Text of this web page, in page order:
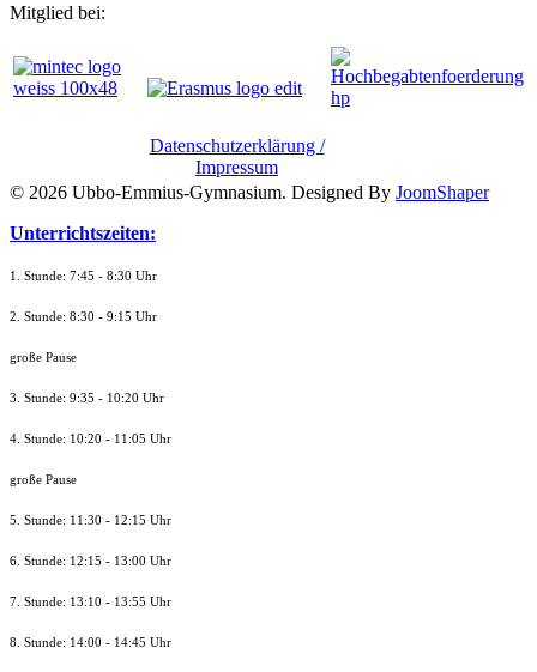
Mitglied bei:
Datenschutzerklärung /
Impressum
© 2026 Ubbo-Emmius-Gymnasium. Designed By JoomShaper
Unterrichtszeiten:
1. Stunde: 7:45 - 8:30 Uhr
2. Stunde: 8:30 - 9:15 Uhr
große Pause
3. Stunde: 9:35 - 10:20 Uhr
4. Stunde: 10:20 - 11:05 Uhr
große Pause
5. Stunde: 11:30 - 12:15 Uhr
6. Stunde: 12:15 - 13:00 Uhr
7. Stunde: 13:10 - 13:55 Uhr
8. Stunde: 14:00 - 14:45 Uhr